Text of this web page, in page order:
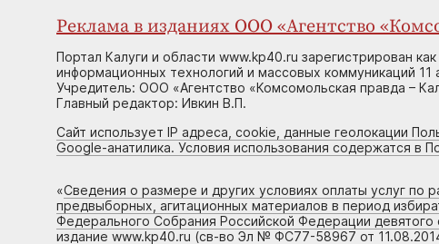
Реклама в изданиях ООО «Агентство
Портал Калуги и области www.kp40.ru зарегистрирован
информационных технологий и массовых коммуникаций
Учредитель: ООО «Агентство «Комсомольская правда –
Главный редактор: Ивкин В.П.
Сайт использует IP адреса, cookie, данные геолокации
Google-анатилика. Условия использования содержатся в
«Сведения о размере и других условиях оплаты услуг
предвыборных, агитационных материалов в период
Федерального Собрания Российской Федерации
издание www.kp40.ru (св-во Эл № ФС77-58967 от